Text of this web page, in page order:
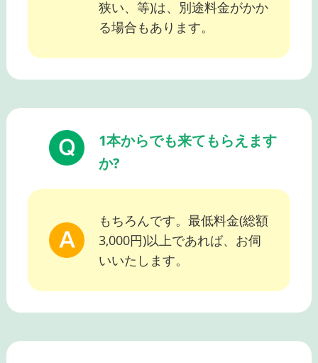
狭い、等)は、別途料金がかか
る場合もあります。
1本からでも来てもらえます
か?
もちろんです。最低料金(総額
3,000円)以上であれば、お伺
いいたします。